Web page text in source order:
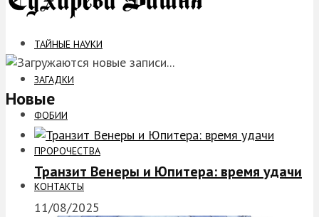
ТАЙНЫЕ НАУКИ
ЗАГАДКИ
ФОБИИ
ПРОРОЧЕСТВА
КОНТАКТЫ
Новые
Транзит Венеры и Юпитера: время удачи
11/08/2025